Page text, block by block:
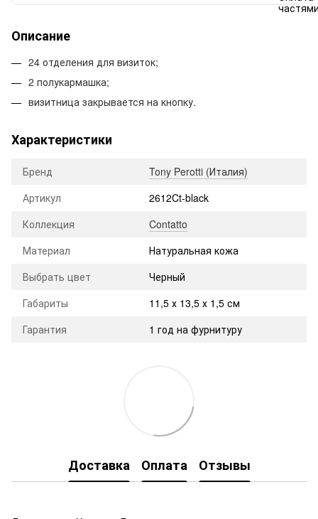
Описание
24 отделения для визиток;
2 полукармашка;
визитница закрывается на кнопку.
Характеристики
Бренд
Tony Perotti (Италия)
Артикул
2612Ct-black
Коллекция
Contatto
Материал
Натуральная кожа
Выбрать цвет
Черный
Габариты
11,5 х 13,5 х 1,5 см
Гарантия
1 год на фурнитуру
Доставка Оплата Отзывы